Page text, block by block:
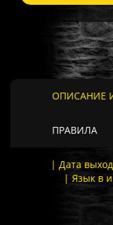
ОПИСАНИЕ
ПРАВИЛА
| Дата
| Язык в